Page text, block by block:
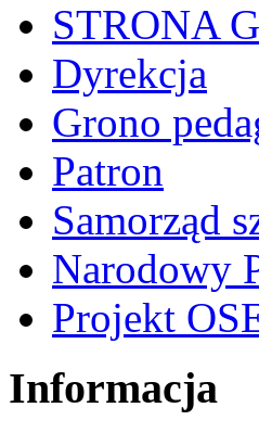
STRONA
Dyrekcja
Grono
Patron
Samorząd
Narodowy
Projekt
Informacja